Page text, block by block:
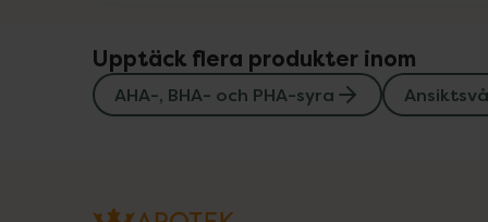
Upptäck flera produkter inom
AHA-, BHA- och PHA-syra